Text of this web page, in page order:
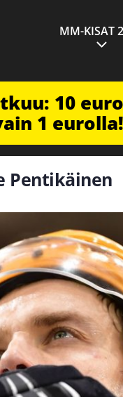
MM-KISAT
10
1 eurolla!
Pentikäinen